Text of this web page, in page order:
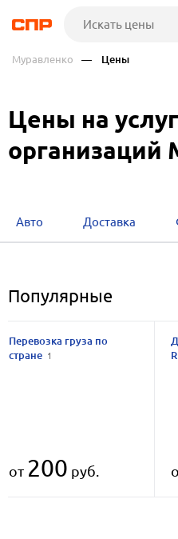
Муравленко — Цены
Цены на
организаций
Авто Доставка
Популярные
Перевозка груза по
стране 1
от 200 руб.